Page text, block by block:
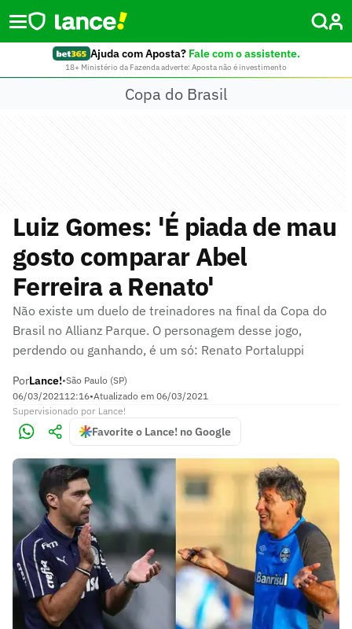
Ajuda com Aposta? Fale com o assistente.
18+ Ministério da Fazenda adverte: Aposta não é investimento
Copa do Brasil
Luiz Gomes: 'É piada de mau
gosto comparar Abel
Ferreira a Renato'
Não existe um duelo de treinadores na final da Copa do
Brasil no Allianz Parque. O personagem desse jogo,
perdendo ou ganhando, é um só: Renato Portaluppi
PorLance!•São Paulo (SP)
06/03/202112:16•Atualizado em 06/03/2021
Supervisionado por Lance!
Favorite o Lance! no Google